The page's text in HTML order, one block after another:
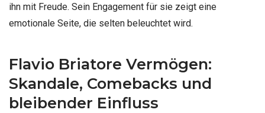
ihn mit Freude. Sein Engagement für sie zeigt eine
emotionale Seite, die selten beleuchtet wird.
Flavio Briatore Vermögen:
Skandale, Comebacks und
bleibender Einfluss